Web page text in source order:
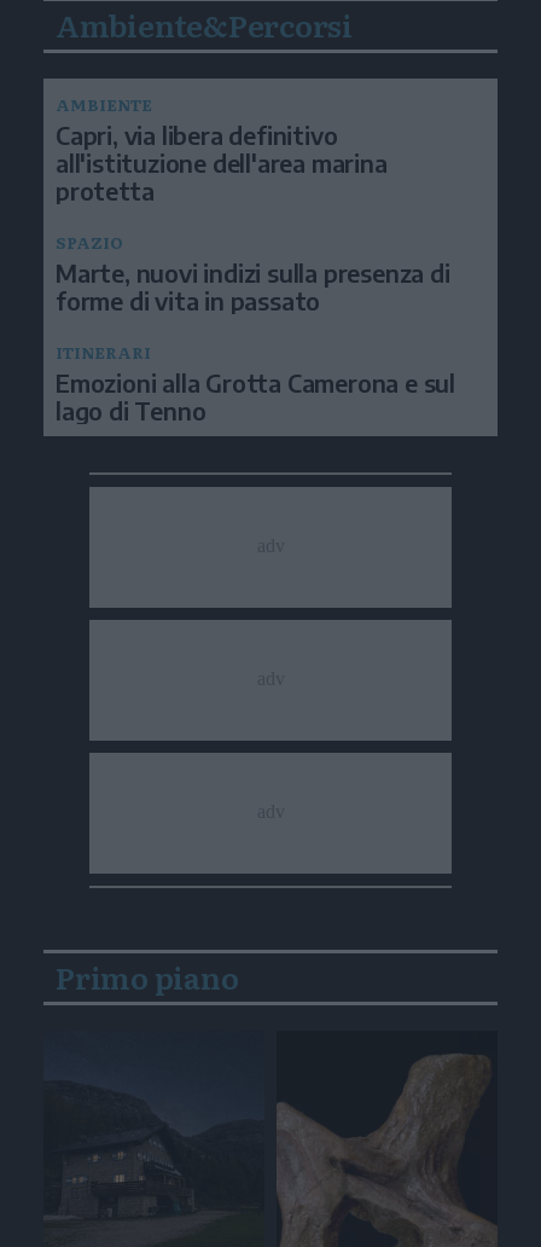
Ambiente&Percorsi
AMBIENTE
Capri, via libera definitivo
all'istituzione dell'area marina
protetta
SPAZIO
Marte, nuovi indizi sulla presenza di
forme di vita in passato
ITINERARI
Emozioni alla Grotta Camerona e sul
lago di Tenno
Primo piano